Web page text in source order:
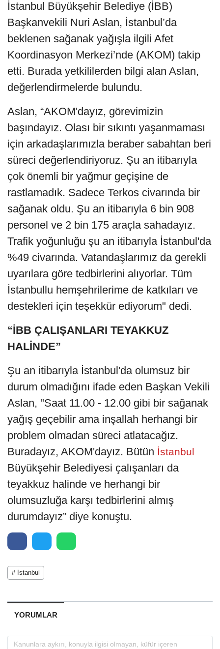
İstanbul Büyükşehir Belediye (İBB)
Başkanvekili Nuri Aslan, İstanbul’da
beklenen sağanak yağışla ilgili Afet
Koordinasyon Merkezi’nde (AKOM) takip
etti. Burada yetkililerden bilgi alan Aslan,
değerlendirmelerde bulundu.
Aslan, “AKOM'dayız, görevimizin
başındayız. Olası bir sıkıntı yaşanmaması
için arkadaşlarımızla beraber sabahtan beri
süreci değerlendiriyoruz. Şu an itibarıyla
çok önemli bir yağmur geçişine de
rastlamadık. Sadece Terkos civarında bir
sağanak oldu. Şu an itibarıyla 6 bin 908
personel ve 2 bin 175 araçla sahadayız.
Trafik yoğunluğu şu an itibarıyla İstanbul'da
%49 civarında. Vatandaşlarımız da gerekli
uyarılara göre tedbirlerini alıyorlar. Tüm
İstanbullu hemşehrilerime de katkıları ve
destekleri için teşekkür ediyorum" dedi.
“İBB ÇALIŞANLARI TEYAKKUZ
HALİNDE”
Şu an itibarıyla İstanbul'da olumsuz bir
durum olmadığını ifade eden Başkan Vekili
Aslan, "Saat 11.00 - 12.00 gibi bir sağanak
yağış geçebilir ama inşallah herhangi bir
problem olmadan süreci atlatacağız.
Buradayız, AKOM'dayız. Bütün İstanbul
Büyükşehir Belediyesi çalışanları da
teyakkuz halinde ve herhangi bir
olumsuzluğa karşı tedbirlerini almış
durumdayız” diye konuştu.
# İstanbul
YORUMLAR